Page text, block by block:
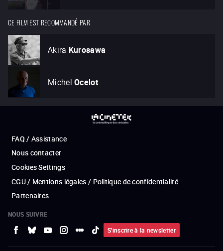
CE FILM EST RECOMMANDÉ PAR
Akira Kurosawa
Michel Ocelot
FAQ / Assistance
Nous contacter
Cookies Settings
CGU / Mentions légales / Politique de confidentialité
Partenaires
NOUS SUIVRE
S'inscrire à la newsletter